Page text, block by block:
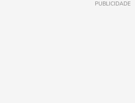
PUBLICIDADE